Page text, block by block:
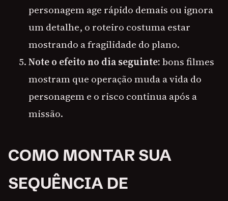
personagem age rápido demais ou ignora
um detalhe, o roteiro costuma estar
mostrando a fragilidade do plano.
Note o efeito no dia seguinte:bons filmes
mostram que operação muda a vida do
personagem e o risco continua após a
missão.
COMO MONTAR SUA
SEQUÊNCIA DE